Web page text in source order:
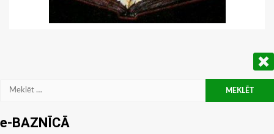
Meklēt:
e-BAZNĪCĀ